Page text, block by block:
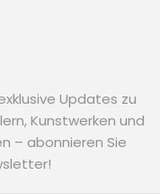
Updates zu
Kunstwerken und
– abonnieren Sie